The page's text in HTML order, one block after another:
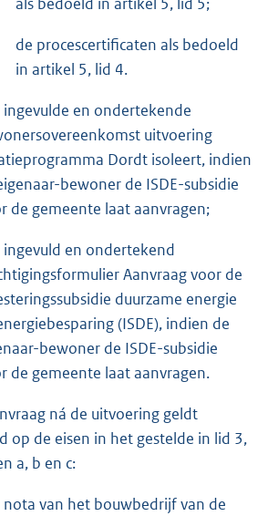
de procescertificaten als bedoeld
in artikel 5, lid 4.
ingevulde en ondertekende
uitvoering
Dordt isoleert, indien
bewoner de ISDE-subsidie
de gemeente laat aanvragen;
ingevuld en ondertekend
Aanvraag voor de
duurzame energie
(ISDE), indien de
bewoner de ISDE-subsidie
de gemeente laat aanvragen.
ná de uitvoering geldt
op de eisen in het gestelde in lid 3,
a, b en c:
nota van het bouwbedrijf van de